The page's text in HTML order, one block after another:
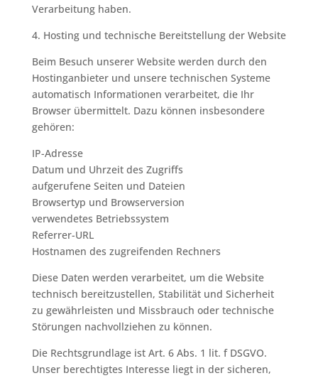
Verarbeitung haben.
4. Hosting und technische Bereitstellung der Website
Beim Besuch unserer Website werden durch den
Hostinganbieter und unsere technischen Systeme
automatisch Informationen verarbeitet, die Ihr
Browser übermittelt. Dazu können insbesondere
gehören:
IP-Adresse
Datum und Uhrzeit des Zugriffs
aufgerufene Seiten und Dateien
Browsertyp und Browserversion
verwendetes Betriebssystem
Referrer-URL
Hostnamen des zugreifenden Rechners
Diese Daten werden verarbeitet, um die Website
technisch bereitzustellen, Stabilität und Sicherheit
zu gewährleisten und Missbrauch oder technische
Störungen nachvollziehen zu können.
Die Rechtsgrundlage ist Art. 6 Abs. 1 lit. f DSGVO.
Unser berechtigtes Interesse liegt in der sicheren,